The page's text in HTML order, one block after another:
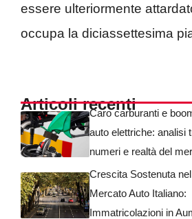
essere ulteriormente
occupa la diciassettesima
Articoli recenti
Caro carburanti e
auto elettriche: analisi
numeri e realtà del
Crescita Sostenuta nel
Mercato Auto Italiano:
Immatricolazioni in